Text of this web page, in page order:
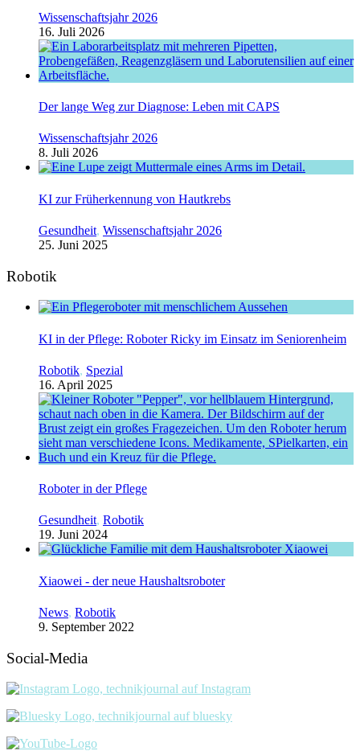
Wissenschaftsjahr 2026
16. Juli 2026
Der lange Weg zur Diagnose: Leben mit CAPS
Wissenschaftsjahr 2026
8. Juli 2026
KI zur Früherkennung von Hautkrebs
Gesundheit, Wissenschaftsjahr 2026
25. Juni 2025
Robotik
KI in der Pflege: Roboter Ricky im Einsatz im Seniorenheim
Robotik, Spezial
16. April 2025
Roboter in der Pflege
Gesundheit, Robotik
19. Juni 2024
Xiaowei - der neue Haushaltsroboter
News, Robotik
9. September 2022
Social-Media